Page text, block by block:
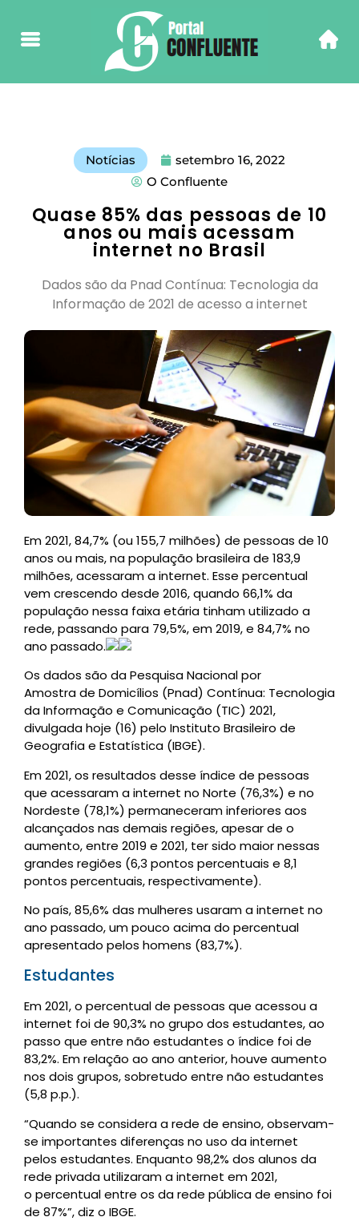
Notícias
setembro 16, 2022
O Confluente
Quase 85% das pessoas de 10
anos ou mais acessam
internet no Brasil
Dados são da Pnad Contínua: Tecnologia da
Informação de 2021 de acesso a internet
Em 2021, 84,7% (ou 155,7 milhões) de pessoas de 10
anos ou mais, na população brasileira de 183,9
milhões, acessaram a internet. Esse percentual
vem crescendo desde 2016, quando 66,1% da
população nessa faixa etária tinham utilizado a
rede, passando para 79,5%, em 2019, e 84,7% no
ano passado.
Os dados são da Pesquisa Nacional por
Amostra de Domicílios (Pnad) Contínua: Tecnologia
da Informação e Comunicação (TIC) 2021,
divulgada hoje (16) pelo Instituto Brasileiro de
Geografia e Estatística (IBGE).
Em 2021, os resultados desse índice de pessoas
que acessaram a internet no Norte (76,3%) e no
Nordeste (78,1%) permaneceram inferiores aos
alcançados nas demais regiões, apesar de o
aumento, entre 2019 e 2021, ter sido maior nessas
grandes regiões (6,3 pontos percentuais e 8,1
pontos percentuais, respectivamente).
No país, 85,6% das mulheres usaram a internet no
ano passado, um pouco acima do percentual
apresentado pelos homens (83,7%).
Estudantes
Em 2021, o percentual de pessoas que acessou a
internet foi de 90,3% no grupo dos estudantes, ao
passo que entre não estudantes o índice foi de
83,2%. Em relação ao ano anterior, houve aumento
nos dois grupos, sobretudo entre não estudantes
(5,8 p.p.).
“Quando se considera a rede de ensino, observam-
se importantes diferenças no uso da internet
pelos estudantes. Enquanto 98,2% dos alunos da
rede privada utilizaram a internet em 2021,
o percentual entre os da rede pública de ensino foi
de 87%”, diz o IBGE.